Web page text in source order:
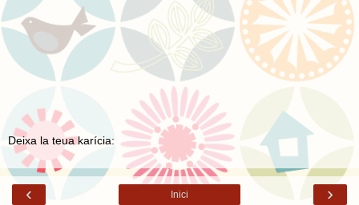
Deixa la teua karícia:
‹ ›
Inici